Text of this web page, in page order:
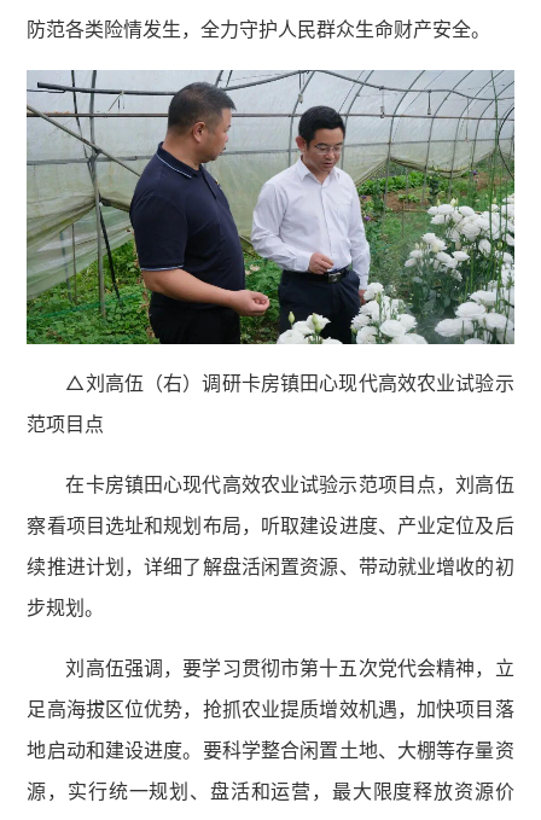
防范各类险情发生，全力守护人民群众生命财产安全。
△刘高伍（右）调研卡房镇田心现代高效农业试验示
范项目点
在卡房镇田心现代高效农业试验示范项目点，刘高伍
察看项目选址和规划布局，听取建设进度、产业定位及后
续推进计划，详细了解盘活闲置资源、带动就业增收的初
步规划。
刘高伍强调，要学习贯彻市第十五次党代会精神，立
足高海拔区位优势，抢抓农业提质增效机遇，加快项目落
地启动和建设进度。要科学整合闲置土地、大棚等存量资
源，实行统一规划、盘活和运营，最大限度释放资源价